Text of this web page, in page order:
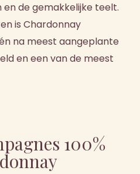
de gemakkelijke teelt.
is Chardonnay
na meest aangeplante
en een van de meest
100%